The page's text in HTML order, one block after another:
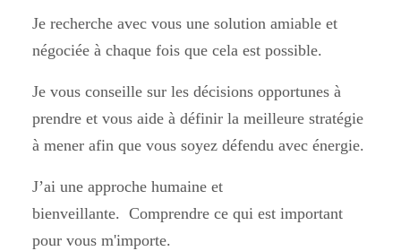
Je recherche avec vous une solution amiable et
négociée à chaque fois que cela est possible.
Je vous conseille sur les décisions opportunes à
prendre et vous aide à définir la meilleure stratégie
à mener afin que vous soyez défendu avec énergie.
J’ai une approche humaine et
bienveillante. Comprendre ce qui est important
pour vous m'importe.